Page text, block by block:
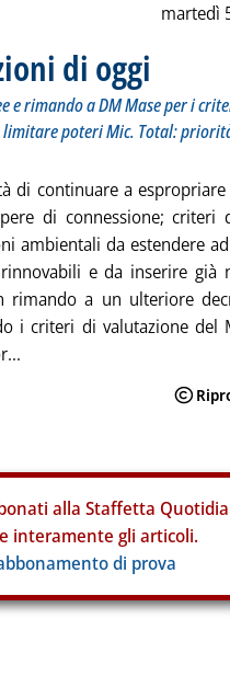
martedì
di oggi
e rimando a DM Mase per i
poteri Mic. Total:
di continuare a
di connessione;
ambientali da estendere
e da inserire già
rimando a un ulteriore
i criteri di valutazione del
alla Staffetta
interamente gli articoli.
di prova